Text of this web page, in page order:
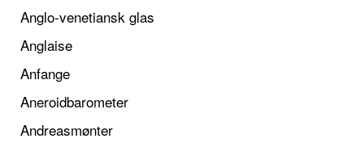
Anglo-venetiansk glas
Anglaise
Anfange
Aneroidbarometer
Andreasmønter